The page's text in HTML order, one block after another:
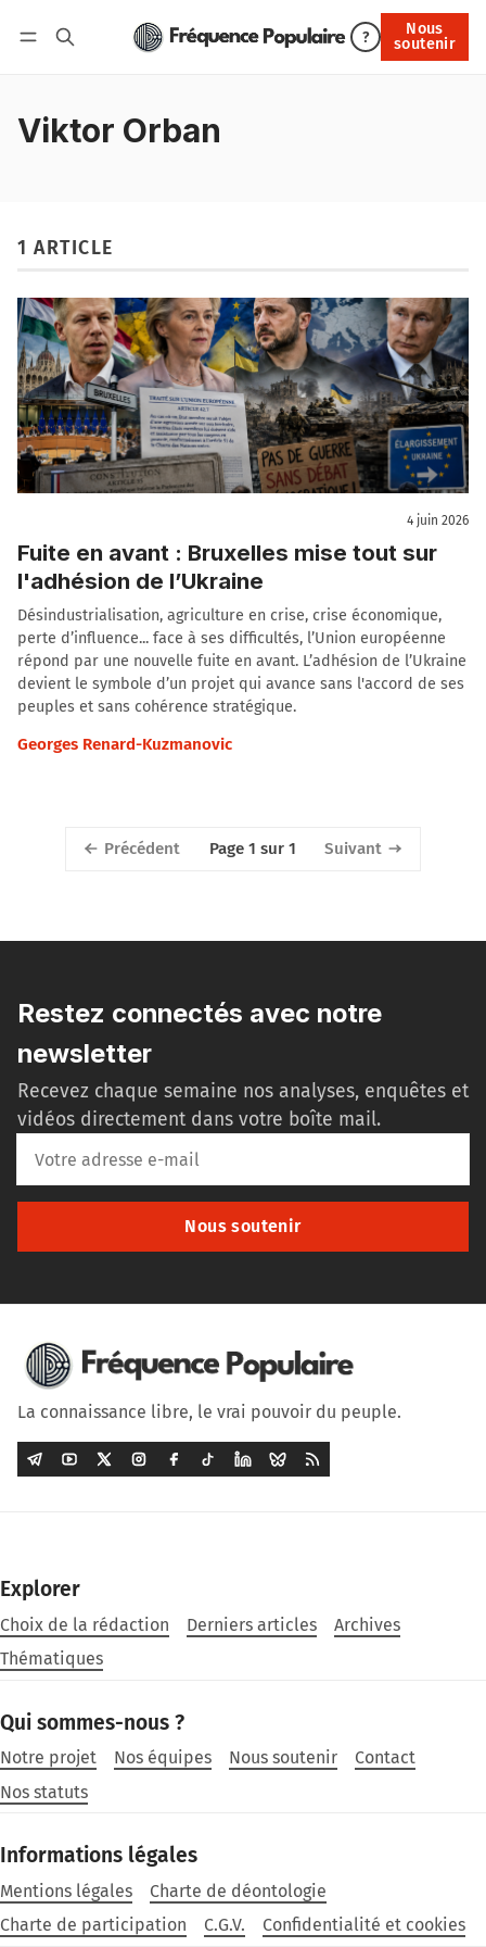
?
Nous
soutenir
Nous soutenir
Viktor Orban
1 ARTICLE
4 juin 2026
Fuite en avant : Bruxelles mise tout sur
l'adhésion de l’Ukraine
Désindustrialisation, agriculture en crise, crise économique,
perte d’influence... face à ses difficultés, l’Union européenne
répond par une nouvelle fuite en avant. L’adhésion de l’Ukraine
devient le symbole d’un projet qui avance sans l'accord de ses
peuples et sans cohérence stratégique.
Georges Renard-Kuzmanovic
Précédent Page 1 sur 1 Suivant
Restez connectés avec notre
newsletter
Recevez chaque semaine nos analyses, enquêtes et
vidéos directement dans votre boîte mail.
Nous soutenir
La connaissance libre, le vrai pouvoir du peuple.
Explorer
Choix de la rédaction Derniers articles
Archives
Thématiques
Qui sommes-nous ?
Notre projet Nos équipes Nous soutenir
Contact
Nos statuts
Informations légales
Mentions légales
Charte de déontologie
Charte de participation
C.G.V. Confidentialité et cookies